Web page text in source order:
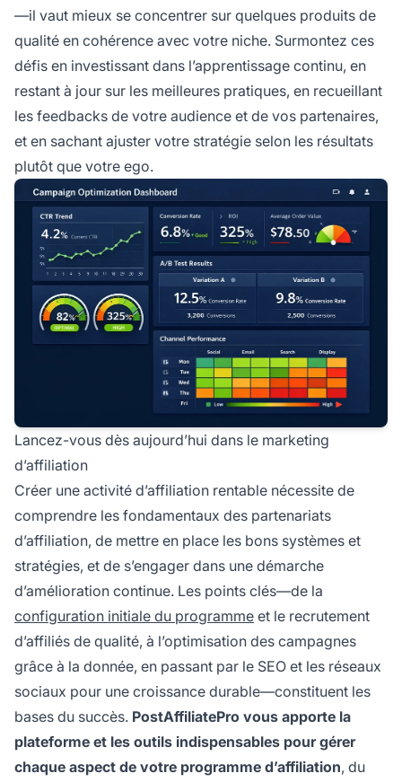
—il vaut mieux se concentrer sur quelques produits de
qualité en cohérence avec votre niche. Surmontez ces
défis en investissant dans l’apprentissage continu, en
restant à jour sur les meilleures pratiques, en recueillant
les feedbacks de votre audience et de vos partenaires,
et en sachant ajuster votre stratégie selon les résultats
plutôt que votre ego.
Lancez-vous dès aujourd’hui dans le marketing
d’affiliation
Créer une activité d’affiliation rentable nécessite de
comprendre les fondamentaux des partenariats
d’affiliation, de mettre en place les bons systèmes et
stratégies, et de s’engager dans une démarche
d’amélioration continue. Les points clés—de la
configuration initiale du programme et le recrutement
d’affiliés de qualité, à l’optimisation des campagnes
grâce à la donnée, en passant par le SEO et les réseaux
sociaux pour une croissance durable—constituent les
bases du succès. PostAffiliatePro vous apporte la
plateforme et les outils indispensables pour gérer
chaque aspect de votre programme d’affiliation, du